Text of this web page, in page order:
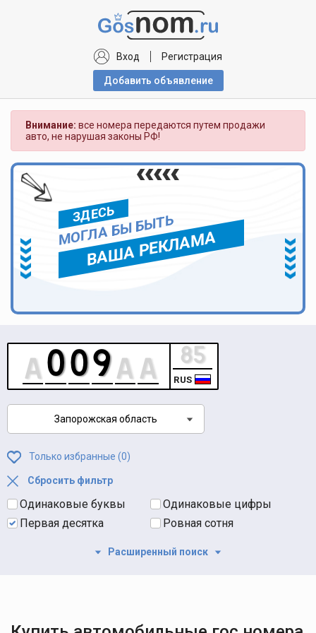
Вход Регистрация
Добавить объявлениe
Внимание: все номера передаются путем продажи
авто, не нарушая законы РФ!
ЗДЕСЬ
МОГЛА БЫ БЫТЬ
ВАША РЕКЛАМА
RUS
Запорожская область
Только избранные (0)
Сбросить фильтр
Одинаковые буквы
Одинаковые цифры
Первая десятка
Ровная сотня
Расширенный поиск